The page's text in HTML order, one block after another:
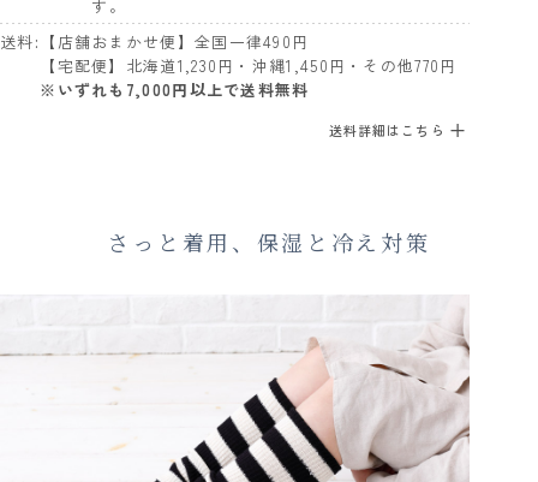
す。
送料
【店舗おまかせ便】全国一律490円
【宅配便】北海道1,230円・沖縄1,450円・その他770円
※いずれも7,000円以上で送料無料
送料詳細はこちら
さっと着用、保湿と冷え対策